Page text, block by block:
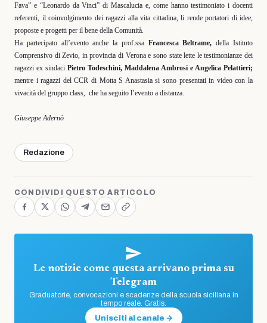
Fava” e “Leonardo da Vinci” di Mascalucia e, come hanno testimoniato i docenti
referenti, il coinvolgimento dei ragazzi alla vita cittadina, li rende portatori di idee,
proposte e progetti per il bene della Comunità.
Ha partecipato all’evento anche la prof.ssa Francesca Beltrame, della Istituto
Comprensivo di Zevio, in provincia di Verona e sono state lette le testimonianze dei
ragazzi ex sindaci Pietro Todeschini, Maddalena Ambrosi e Angelica Pelattieri;
mentre i ragazzi del CCR di Motta S Anastasia si sono presentati in video con la
vivacità del gruppo class,
che ha seguito l’evento a distanza.
Giuseppe Adernò
Redazione
CONDIVIDI QUESTO ARTICOLO
Le notizie come questa arrivano prima su
Telegram
Graduatorie, convocazioni e scadenze della scuola siciliana in
tempo reale. Gratis.
Unisciti al canale →